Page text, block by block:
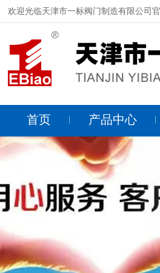
欢迎光临天津市一标阀门制造有限公司官
首页 产品中心